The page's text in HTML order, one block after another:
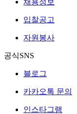
입찰공고
자원봉사
공식SNS
블로그
카카오톡 문의
인스타그램